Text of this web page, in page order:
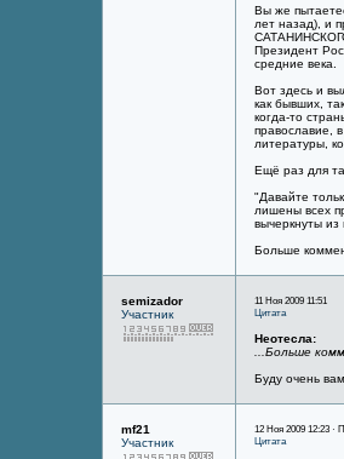
Вы же
лет назад), и
САТАНИНСКОГО
Президент
средние века.
Вот здесь и
как бывших,
когда-то
православие,
литературы,
Ещё раз для
"Давайте
лишены всех
вычеркнуты из
Больше
semizador
Участник
11 Ноя 2009 11:51
Цитата
Неотесла:
...Больше
Буду очень
mf21
Участник
12 Ноя 2009 12:23 ·
Цитата